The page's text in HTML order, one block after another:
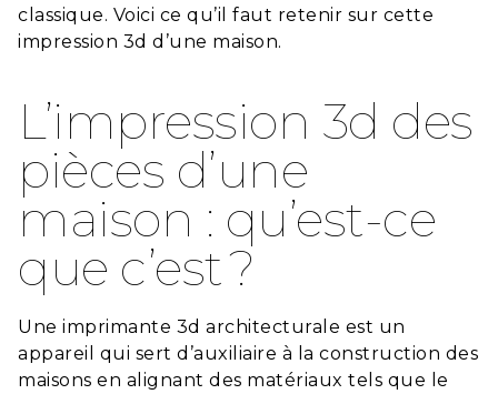
classique. Voici ce qu’il faut retenir sur cette
impression 3d d’une maison.
L’impression 3d des
pièces d’une
maison : qu’est-ce
que c’est ?
Une imprimante 3d architecturale est un
appareil qui sert d’auxiliaire à la construction des
maisons en alignant des matériaux tels que le